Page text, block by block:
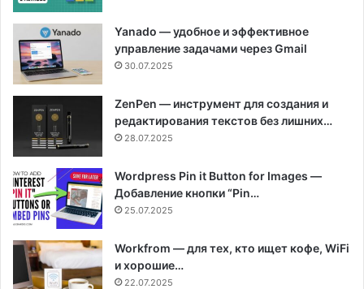
Yanado — удобное и эффективное
управление задачами через Gmail
30.07.2025
ZenPen — инструмент для создания и
редактирования текстов без лишних…
28.07.2025
Wordpress Pin it Button for Images —
Добавление кнопки “Pin…
25.07.2025
Workfrom — для тех, кто ищет кофе, WiFi
и хорошие…
22.07.2025